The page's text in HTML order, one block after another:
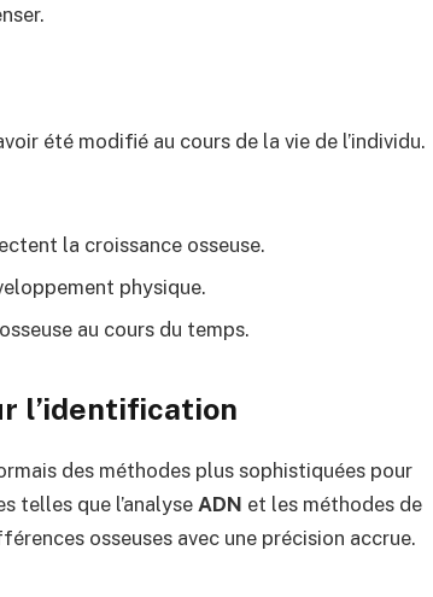
été modifié au cours de la vie de l’individu.
la croissance osseuse.
physique.
au cours du temps.
l’identification
des méthodes plus sophistiquées pour
telles que l’analyse ADN et les méthodes de
osseuses avec une précision accrue.